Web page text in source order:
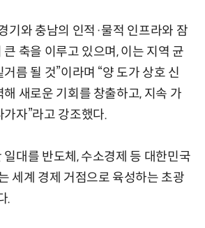
기와 충남의 인적·물적 인프라와 잠
축을 이루고 있으며, 이는 지역 균
름 될 것”이라며 “양 도가 상호 신
새로운 기회를 창출하고, 지속 가
자”라고 강조했다.
대를 반도체, 수소경제 등 대한민국
세계 경제 거점으로 육성하는 초광
.